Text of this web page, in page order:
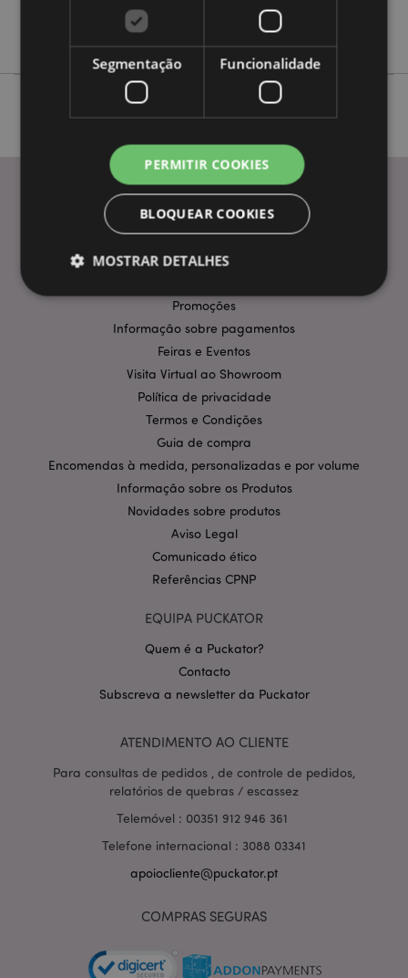
INFORMAÇÃO
Perguntas Frequentes
Promoções
Informação sobre pagamentos
Feiras e Eventos
Visita Virtual ao Showroom
Política de privacidade
Termos e Condições
Guia de compra
Encomendas à medida, personalizadas e por volume
Informação sobre os Produtos
Novidades sobre produtos
Aviso Legal
Comunicado ético
Referências CPNP
EQUIPA PUCKATOR
Quem é a Puckator?
Contacto
Subscreva a newsletter da Puckator
ATENDIMENTO AO CLIENTE
Para consultas de pedidos , de controle de pedidos,
relatórios de quebras / escassez
Telemóvel : 00351 912 946 361
Telefone internacional : 3088 03341
apoiocliente@puckator.pt
COMPRAS SEGURAS
Segmentação Funcionalidade
PERMITIR COOKIES
BLOQUEAR COOKIES
MOSTRAR DETALHES
Estritamente necessários
Desempenho
Segmentação
Funcionalidade
Os cookies estritamente necessários permitem
funcionalidades centrais do website, tais como login
de utilizador e gestão de conta. O sítio web não
pode ser utilizado correctamente sem os cookies
estritamente necessários.
Provider
Domínio
CookieScriptConsent
invalidation
www.puckator.pt
PHPSESSID
PHP.net
.www.puckator.pt